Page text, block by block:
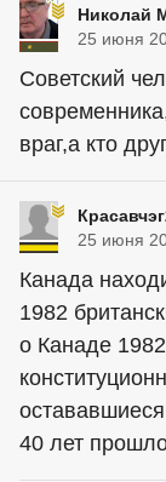
Николай
25 июня
Советский
враг,а кто
25 июня
Канада
1982
о Канаде
40 лет